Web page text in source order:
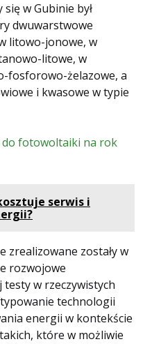
w Gubinie był
dwuwarstwowe
litowo-jonowe, w
litowe, w
fosforowo-żelazowe, a
i kwasowe w typie
fotowoltaiki na rok
serwis i
zrealizowane zostały w
rozwojowe
w rzeczywistych
technologii
energii w kontekście
które w możliwie